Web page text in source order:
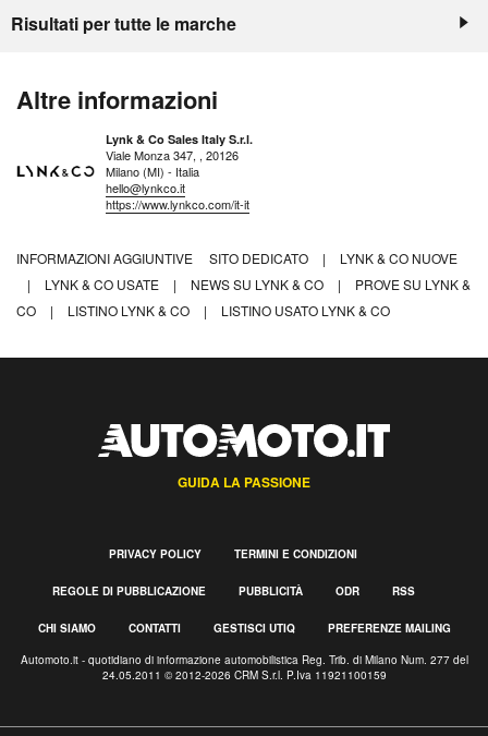
Risultati per tutte le marche
Altre informazioni
Lynk & Co Sales Italy S.r.l.
Viale Monza 347, , 20126
Milano (MI) - Italia
hello@lynkco.it
https://www.lynkco.com/it-it
INFORMAZIONI AGGIUNTIVE SITO DEDICATO |
LYNK & CO NUOVE
|
LYNK & CO USATE | NEWS SU LYNK & CO |
PROVE SU LYNK &
CO
| LISTINO LYNK & CO | LISTINO USATO LYNK & CO
GUIDA LA PASSIONE
PRIVACY POLICY TERMINI E CONDIZIONI
REGOLE DI PUBBLICAZIONE PUBBLICITÀ ODR RSS
CHI SIAMO CONTATTI GESTISCI UTIQ PREFERENZE MAILING
Automoto.it - quotidiano di informazione automobilistica Reg. Trib. di Milano Num. 277 del
24.05.2011 © 2012-2026 CRM S.r.l. P.Iva 11921100159